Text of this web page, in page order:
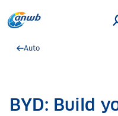
Auto
BYD: Build